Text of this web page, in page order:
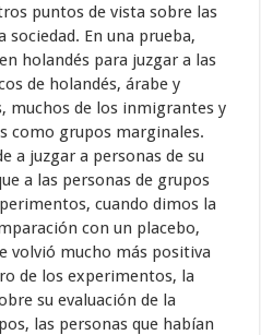
puntos de vista sobre las
sociedad. En una prueba,
holandés para juzgar a las
de holandés, árabe y
muchos de los inmigrantes y
como grupos marginales.
a juzgar a personas de su
a las personas de grupos
cuando dimos la
con un placebo,
volvió mucho más positiva
de los experimentos, la
su evaluación de la
las personas que habían